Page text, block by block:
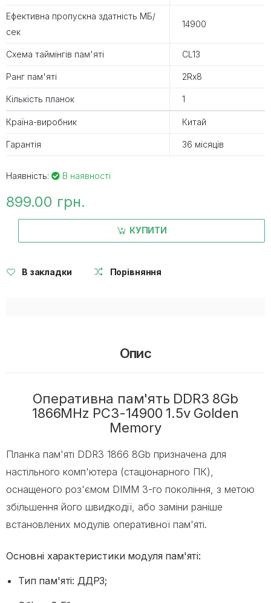
Ефективна пропускна здатність MБ/
сек
14900
Схема таймінгів пам'яті CL13
Ранг пам'яті 2Rx8
Кількість планок 1
Країна-виробник Китай
Гарантія 36 місяців
Наявність: В наявності
899.00 грн.
КУПИТИ
В закладки Порівняння
Опис
Оперативна пам'ять DDR3 8Gb
1866MHz PC3-14900 1.5v Golden
Memory
Планка пам'яті DDR3 1866 8Gb призначена для
настільного комп'ютера (стаціонарного ПК),
оснащеного роз'ємом DIMM 3-го покоління, з метою
збільшення його швидкодії, або заміни раніше
встановлених модулів оперативної пам'яті.
Основні характеристики модуля пам'яті:
Тип пам'яті: ДДР3;